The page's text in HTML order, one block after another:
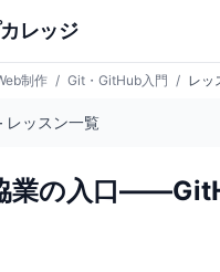
レッジ
制作 / Git・GitHub入門 / レッ
ッスン一覧
業の入口